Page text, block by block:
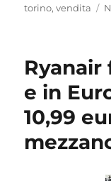
torino,vendita
Ryanair
e in
10,99